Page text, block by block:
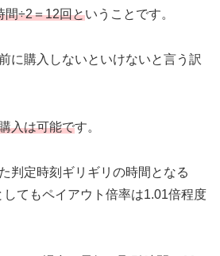
間÷2＝12回ということです。
に購入しないといけないと言う訳
入は可能です。
判定時刻ギリギリの時間となる
てもペイアウト倍率は1.01倍程度